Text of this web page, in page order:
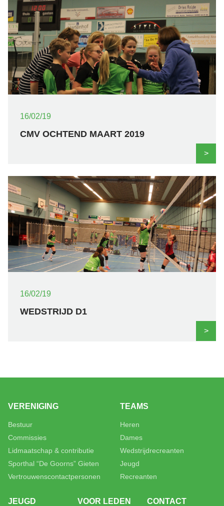
16/02/19
CMV OCHTEND MAART 2019
>
16/02/19
WEDSTRIJD D1
>
VERENIGING
Bestuur
Commissies
Lidmaatschap & contributie
Sporthal “De Goorns” Gieten
Vertrouwenscontactpersonen
TEAMS
Heren
Dames
Wedstrijdrecreanten
Jeugd
Recreanten
JEUGD VOOR LEDEN CONTACT